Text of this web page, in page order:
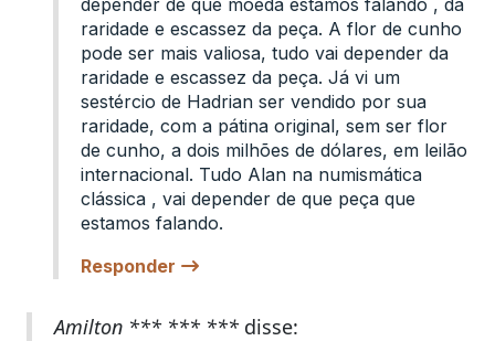
raridade e escassez da peça. A flor de cunho
pode ser mais valiosa, tudo vai depender da
raridade e escassez da peça. Já vi um
sestércio de Hadrian ser vendido por sua
raridade, com a pátina original, sem ser flor
de cunho, a dois milhões de dólares, em leilão
internacional. Tudo Alan na numismática
clássica , vai depender de que peça que
estamos falando.
Responder
Amilton *** *** *** disse: